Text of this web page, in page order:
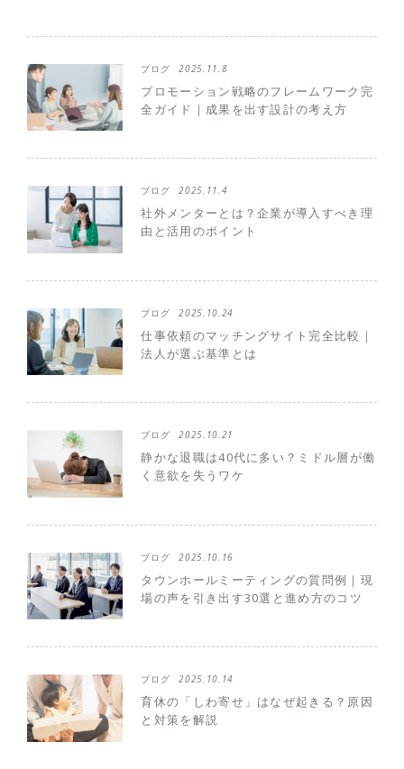
ブログ 2025.11.8
プロモーション戦略のフレームワーク完
全ガイド｜成果を出す設計の考え方
ブログ 2025.11.4
社外メンターとは？企業が導入すべき理
由と活用のポイント
ブログ 2025.10.24
仕事依頼のマッチングサイト完全比較｜
法人が選ぶ基準とは
ブログ 2025.10.21
静かな退職は40代に多い？ミドル層が働
く意欲を失うワケ
ブログ 2025.10.16
タウンホールミーティングの質問例｜現
場の声を引き出す30選と進め方のコツ
ブログ 2025.10.14
育休の「しわ寄せ」はなぜ起きる？原因
と対策を解説